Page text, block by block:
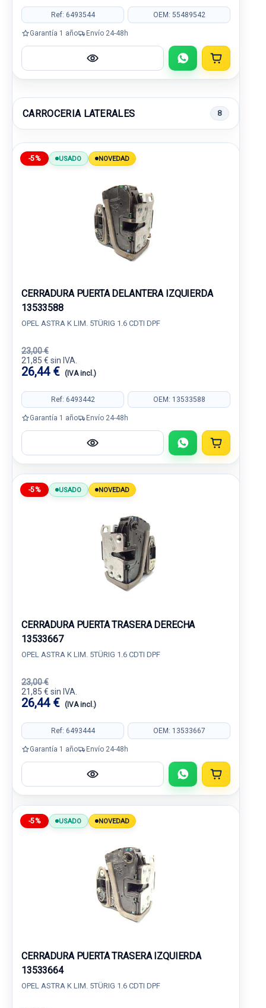
Ref: 6493544 OEM: 55489542
Garantía 1 año Envío 24-48h
CARROCERIA LATERALES 8
-5% USADO NOVEDAD
CERRADURA PUERTA DELANTERA IZQUIERDA
13533588
OPEL ASTRA K LIM. 5TÜRIG 1.6 CDTI DPF
23,00 €
21,85 € sin IVA.
26,44 € (IVA incl.)
Ref: 6493442 OEM: 13533588
Garantía 1 año Envío 24-48h
-5% USADO NOVEDAD
CERRADURA PUERTA TRASERA DERECHA
13533667
OPEL ASTRA K LIM. 5TÜRIG 1.6 CDTI DPF
23,00 €
21,85 € sin IVA.
26,44 € (IVA incl.)
Ref: 6493444 OEM: 13533667
Garantía 1 año Envío 24-48h
-5% USADO NOVEDAD
CERRADURA PUERTA TRASERA IZQUIERDA
13533664
OPEL ASTRA K LIM. 5TÜRIG 1.6 CDTI DPF